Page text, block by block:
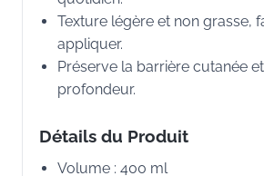
Texture légère et non grasse,
appliquer.
Préserve la barrière cutanée
profondeur.
Détails du Produit
Volume : 400 ml